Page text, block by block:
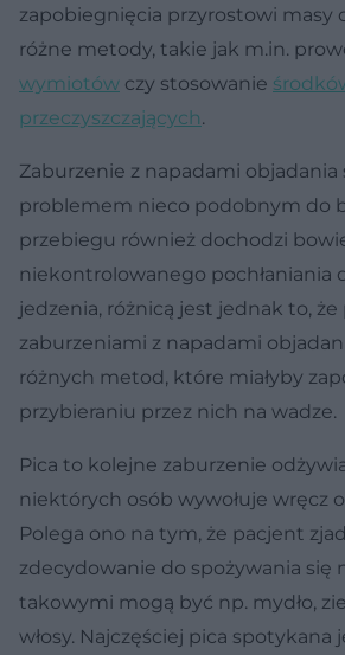
zapobiegnięcia przyrostowi masy
różne metody, takie jak m.in.
wymiotów czy stosowanie
przeczyszczających.
Zaburzenie z napadami objadania
problemem nieco podobnym do
przebiegu również dochodzi
niekontrolowanego pochłaniania
jedzenia, różnicą jest jednak to, że
zaburzeniami z napadami
różnych metod, które miałyby
przybieraniu przez nich na wadze.
Pica to kolejne zaburzenie
niektórych osób wywołuje wręcz
Polega ono na tym, że pacjent
zdecydowanie do spożywania się
takowymi mogą być np. mydło,
włosy. Najczęściej pica spotykana